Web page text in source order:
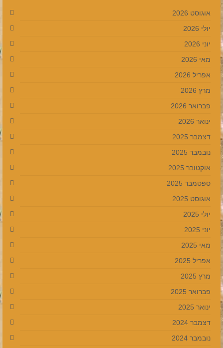
אוגוסט 2026
יולי 2026
יוני 2026
מאי 2026
אפריל 2026
מרץ 2026
פברואר 2026
ינואר 2026
דצמבר 2025
נובמבר 2025
אוקטובר 2025
ספטמבר 2025
אוגוסט 2025
יולי 2025
יוני 2025
מאי 2025
אפריל 2025
מרץ 2025
פברואר 2025
ינואר 2025
דצמבר 2024
נובמבר 2024